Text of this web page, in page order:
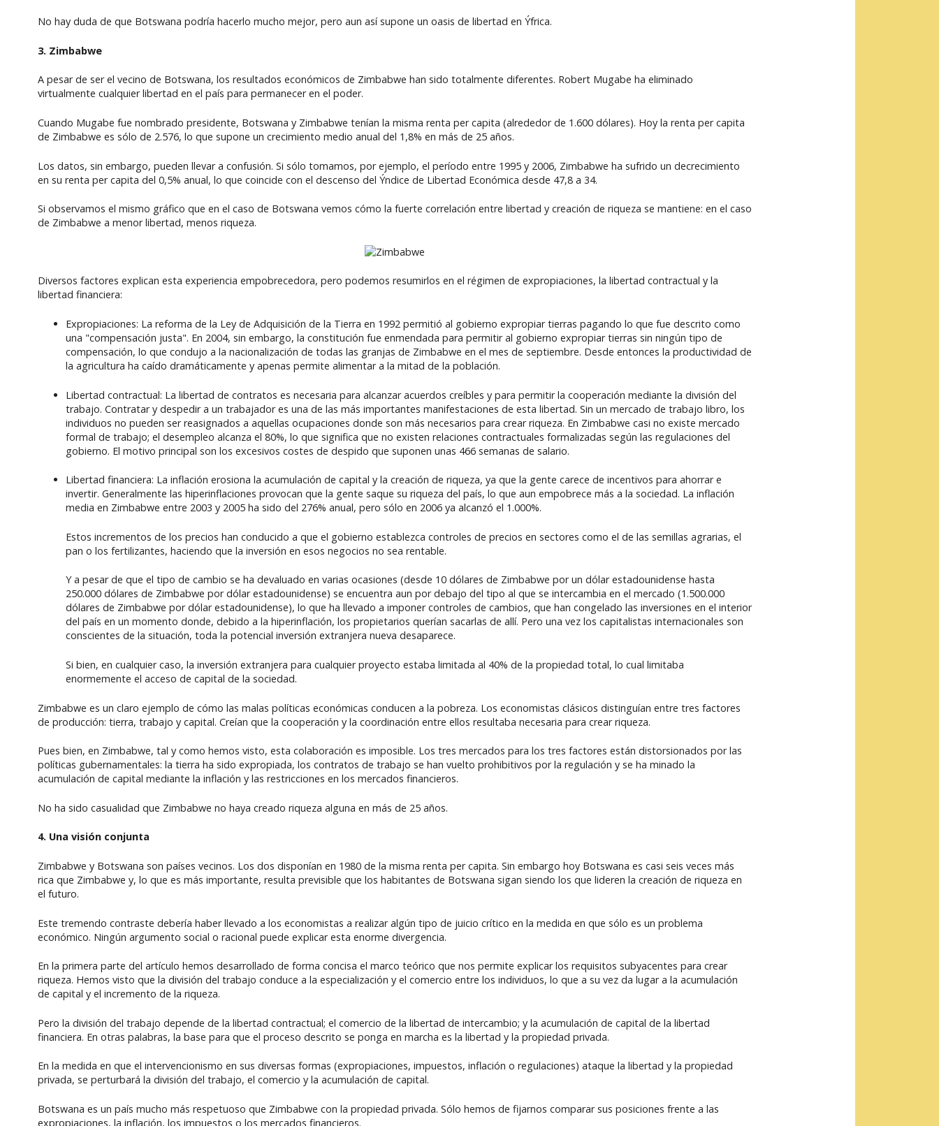
No hay duda de que Botswana podría hacerlo mucho mejor, pero aun así supone un oasis de libertad en Ýfrica.
3. Zimbabwe
A pesar de ser el vecino de Botswana, los resultados económicos de Zimbabwe han sido totalmente diferentes. Robert Mugabe ha eliminado
virtualmente cualquier libertad en el país para permanecer en el poder.
Cuando Mugabe fue nombrado presidente, Botswana y Zimbabwe tenían la misma renta per capita (alrededor de 1.600 dólares). Hoy la renta per capita
de Zimbabwe es sólo de 2.576, lo que supone un crecimiento medio anual del 1,8% en más de 25 años.
Los datos, sin embargo, pueden llevar a confusión. Si sólo tomamos, por ejemplo, el período entre 1995 y 2006, Zimbabwe ha sufrido un decrecimiento
en su renta per capita del 0,5% anual, lo que coincide con el descenso del Ýndice de Libertad Económica desde 47,8 a 34.
Si observamos el mismo gráfico que en el caso de Botswana vemos cómo la fuerte correlación entre libertad y creación de riqueza se mantiene: en el caso
de Zimbabwe a menor libertad, menos riqueza.
Diversos factores explican esta experiencia empobrecedora, pero podemos resumirlos en el régimen de expropiaciones, la libertad contractual y la
libertad financiera:
Expropiaciones: La reforma de la Ley de Adquisición de la Tierra en 1992 permitió al gobierno expropiar tierras pagando lo que fue descrito como
una "compensación justa". En 2004, sin embargo, la constitución fue enmendada para permitir al gobierno expropiar tierras sin ningún tipo de
compensación, lo que condujo a la nacionalización de todas las granjas de Zimbabwe en el mes de septiembre. Desde entonces la productividad de
la agricultura ha caído dramáticamente y apenas permite alimentar a la mitad de la población.
Libertad contractual: La libertad de contratos es necesaria para alcanzar acuerdos creíbles y para permitir la cooperación mediante la división del
trabajo. Contratar y despedir a un trabajador es una de las más importantes manifestaciones de esta libertad. Sin un mercado de trabajo libro, los
individuos no pueden ser reasignados a aquellas ocupaciones donde son más necesarios para crear riqueza. En Zimbabwe casi no existe mercado
formal de trabajo; el desempleo alcanza el 80%, lo que significa que no existen relaciones contractuales formalizadas según las regulaciones del
gobierno. El motivo principal son los excesivos costes de despido que suponen unas 466 semanas de salario.
Libertad financiera: La inflación erosiona la acumulación de capital y la creación de riqueza, ya que la gente carece de incentivos para ahorrar e
invertir. Generalmente las hiperinflaciones provocan que la gente saque su riqueza del país, lo que aun empobrece más a la sociedad. La inflación
media en Zimbabwe entre 2003 y 2005 ha sido del 276% anual, pero sólo en 2006 ya alcanzó el 1.000%.
Estos incrementos de los precios han conducido a que el gobierno establezca controles de precios en sectores como el de las semillas agrarias, el
pan o los fertilizantes, haciendo que la inversión en esos negocios no sea rentable.
Y a pesar de que el tipo de cambio se ha devaluado en varias ocasiones (desde 10 dólares de Zimbabwe por un dólar estadounidense hasta
250.000 dólares de Zimbabwe por dólar estadounidense) se encuentra aun por debajo del tipo al que se intercambia en el mercado (1.500.000
dólares de Zimbabwe por dólar estadounidense), lo que ha llevado a imponer controles de cambios, que han congelado las inversiones en el interior
del país en un momento donde, debido a la hiperinflación, los propietarios querían sacarlas de allí. Pero una vez los capitalistas internacionales son
conscientes de la situación, toda la potencial inversión extranjera nueva desaparece.
Si bien, en cualquier caso, la inversión extranjera para cualquier proyecto estaba limitada al 40% de la propiedad total, lo cual limitaba
enormemente el acceso de capital de la sociedad.
Zimbabwe es un claro ejemplo de cómo las malas políticas económicas conducen a la pobreza. Los economistas clásicos distinguían entre tres factores
de producción: tierra, trabajo y capital. Creían que la cooperación y la coordinación entre ellos resultaba necesaria para crear riqueza.
Pues bien, en Zimbabwe, tal y como hemos visto, esta colaboración es imposible. Los tres mercados para los tres factores están distorsionados por las
políticas gubernamentales: la tierra ha sido expropiada, los contratos de trabajo se han vuelto prohibitivos por la regulación y se ha minado la
acumulación de capital mediante la inflación y las restricciones en los mercados financieros.
No ha sido casualidad que Zimbabwe no haya creado riqueza alguna en más de 25 años.
4. Una visión conjunta
Zimbabwe y Botswana son países vecinos. Los dos disponían en 1980 de la misma renta per capita. Sin embargo hoy Botswana es casi seis veces más
rica que Zimbabwe y, lo que es más importante, resulta previsible que los habitantes de Botswana sigan siendo los que lideren la creación de riqueza en
el futuro.
Este tremendo contraste debería haber llevado a los economistas a realizar algún tipo de juicio crítico en la medida en que sólo es un problema
económico. Ningún argumento social o racional puede explicar esta enorme divergencia.
En la primera parte del artículo hemos desarrollado de forma concisa el marco teórico que nos permite explicar los requisitos subyacentes para crear
riqueza. Hemos visto que la división del trabajo conduce a la especialización y el comercio entre los individuos, lo que a su vez da lugar a la acumulación
de capital y el incremento de la riqueza.
Pero la división del trabajo depende de la libertad contractual; el comercio de la libertad de intercambio; y la acumulación de capital de la libertad
financiera. En otras palabras, la base para que el proceso descrito se ponga en marcha es la libertad y la propiedad privada.
En la medida en que el intervencionismo en sus diversas formas (expropiaciones, impuestos, inflación o regulaciones) ataque la libertad y la propiedad
privada, se perturbará la división del trabajo, el comercio y la acumulación de capital.
Botswana es un país mucho más respetuoso que Zimbabwe con la propiedad privada. Sólo hemos de fijarnos comparar sus posiciones frente a las
expropiaciones, la inflación, los impuestos o los mercados financieros.